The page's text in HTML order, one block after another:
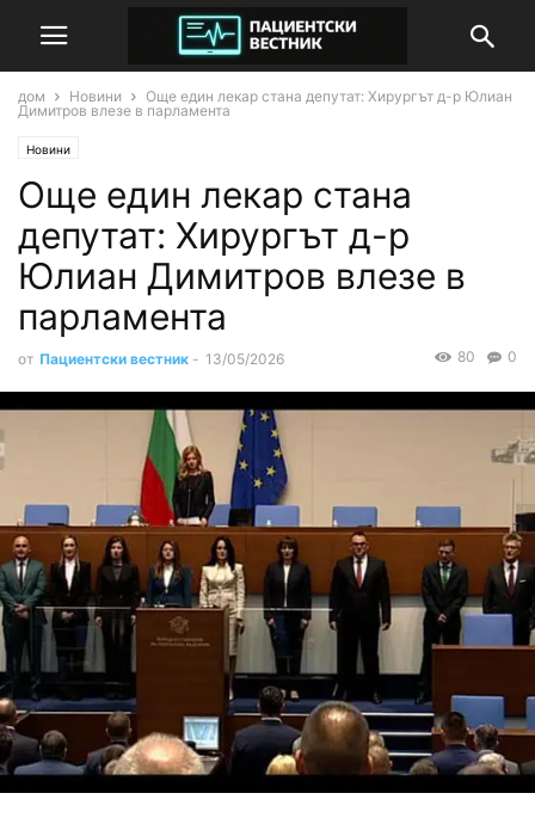
дом Новини
Още един лекар стана депутат: Хирургът д-р Юлиан
Димитров влезе в парламента
Новини
Още един лекар стана
депутат: Хирургът д-р
Юлиан Димитров влезе в
парламента
от Пациентски вестник - 13/05/2026 0
80